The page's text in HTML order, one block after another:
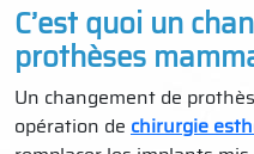
C’est quoi un
prothèses
Un changement de
opération de chirurgie